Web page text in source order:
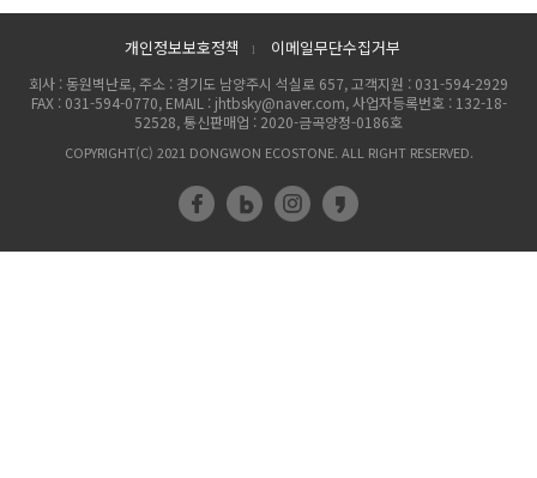
개인정보보호정책 l 이메일무단수집거부
회사 : 동원벽난로, 주소 : 경기도 남양주시 석실로 657, 고객지원 : 031-594-2929
FAX : 031-594-0770, EMAIL : jhtbsky@naver.com, 사업자등록번호 : 132-18-
52528, 통신판매업 : 2020-금곡양정-0186호
COPYRIGHT(C) 2021 DONGWON ECOSTONE. ALL RIGHT RESERVED.